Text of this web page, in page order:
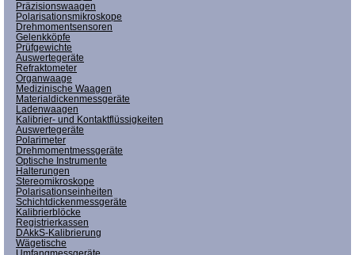
Präzisionswaagen
Polarisationsmikroskope
Drehmomentsensoren
Gelenkköpfe
Prüfgewichte
Auswertegeräte
Refraktometer
Organwaage
Medizinische Waagen
Materialdickenmessgeräte
Ladenwaagen
Kalibrier- und Kontaktflüssigkeiten
Auswertegeräte
Polarimeter
Drehmomentmessgeräte
Optische Instrumente
Halterungen
Stereomikroskope
Polarisationseinheiten
Schichtdickenmessgeräte
Kalibrierblöcke
Registrierkassen
DAkkS-Kalibrierung
Wägetische